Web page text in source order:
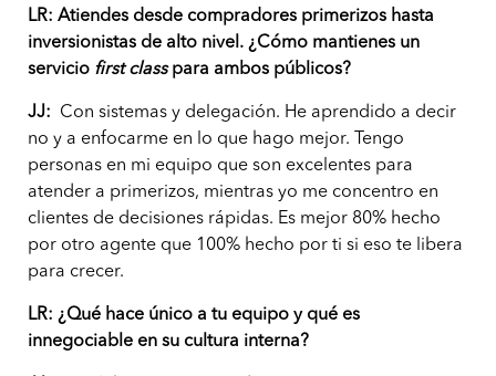
LR: Atiendes desde compradores primerizos hasta
inversionistas de alto nivel. ¿Cómo mantienes un
servicio first classpara ambos públicos?
JJ:
Con sistemas y delegación. He aprendido a decir
no y a enfocarme en lo que hago mejor. Tengo
personas en mi equipo que son excelentes para
atender a primerizos, mientras yo me concentro en
clientes de decisiones rápidas. Es mejor 80% hecho
por otro agente que 100% hecho por ti si eso te libera
para crecer.
LR: ¿Qué hace único a tu equipo y qué es
innegociable en su cultura interna?